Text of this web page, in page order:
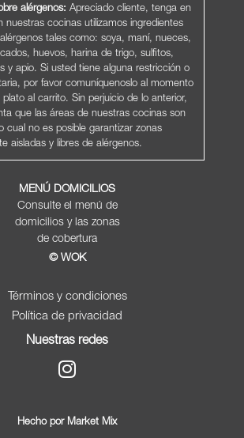
MENÚ DOMICILIOS
Consulte el menú de
domicilios y las zonas
de cobertura
© WOK
Términos y condiciones
Política de privacidad
Nuestras redes
alérgenos: Apreciado cliente, tenga en
nuestras cocinas utilizamos ingredientes
tales como: soya, maní, nueces,
huevos, harina de trigo, sulfitos,
y apio. Si usted tiene alguna restricción o
por favor comuníquenoslo al momento
al carrito. Sin perjuicio de lo anterior,
que las áreas de nuestras cocinas son
cual no es posible garantizar zonas
aisladas y libres de alérgenos.
Hecho por Market Mix